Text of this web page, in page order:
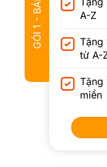
A-Z
Tặng
từ A-
Tặng
miền